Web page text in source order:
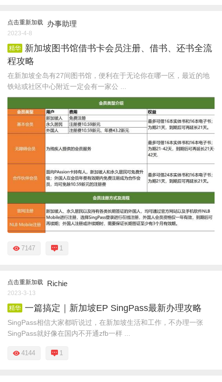
点击重新加载 办事助理
2023-4-8
精华
新加坡图书馆借书卡会员注册、借书、还书全流
程攻略
在新加坡全岛有27间图书馆，便利在于无论你在哪一区，最近的地
铁站或社区中心附近一定会有一家公 ...
7147 1
点击重新加载 Richie
2023-3-13
精华 一篇搞定｜新加坡EP SingPass最新办理攻略
SingPass相信大家都听说过，在新加坡生活和工作，不办理一张
SingPass就好像在国内不开通zfb一样 ...
4144 1